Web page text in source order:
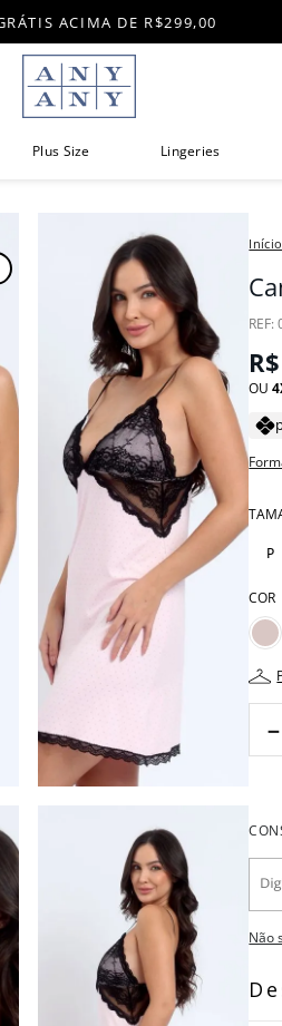
ACIMA DE R$299,00
Plus Size Lingeries
:
R$
OU4
P
COR
－
Não